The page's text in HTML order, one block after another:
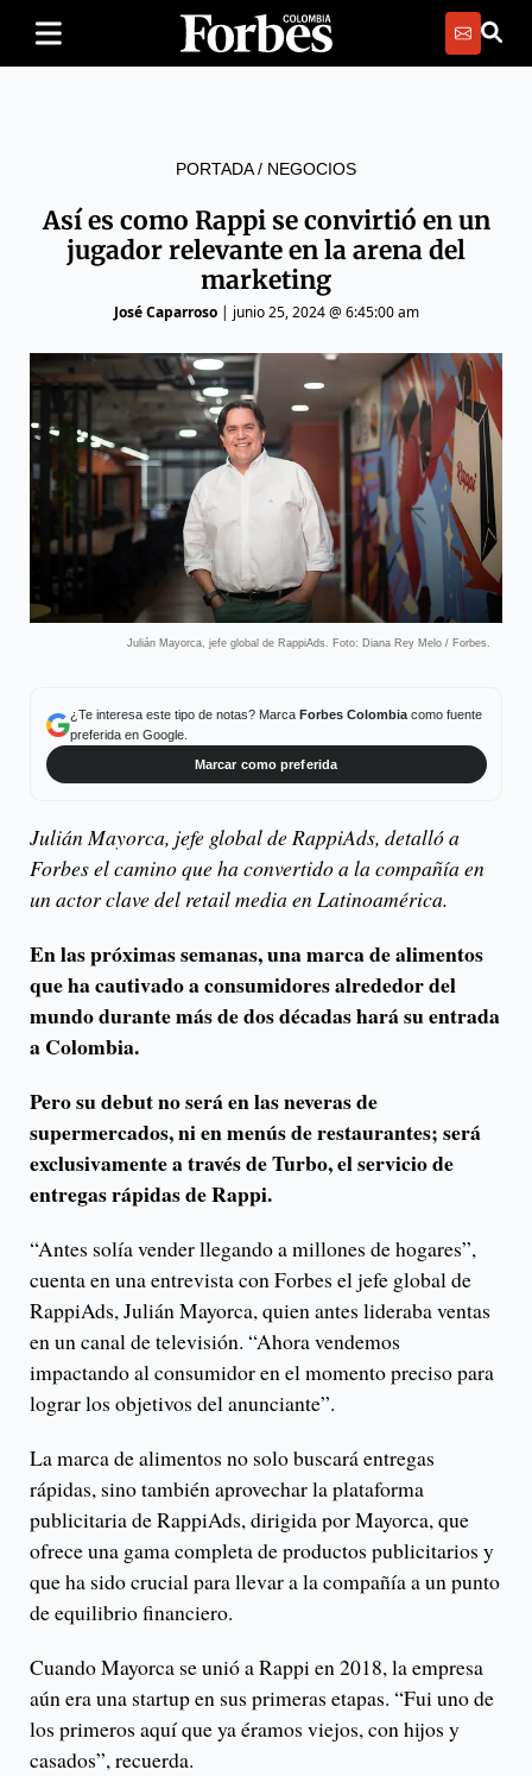
PORTADA/ NEGOCIOS
Así es como Rappi se convirtió en un
jugador relevante en la arena del
marketing
José Caparroso| junio 25, 2024 @ 6:45:00 am
Julián Mayorca, jefe global de RappiAds. Foto: Diana Rey Melo / Forbes.
¿Te interesa este tipo de notas? Marca Forbes Colombiacomo fuente
preferida en Google.
Marcar como preferida
Julián Mayorca, jefe global de RappiAds, detalló a
Forbes el camino que ha convertido a la compañía en
un actor clave del retail media en Latinoamérica.
En las próximas semanas, una marca de alimentos
que ha cautivado a consumidores alrededor del
mundo durante más de dos décadas hará su entrada
a Colombia.
Pero su debut no será en las neveras de
supermercados, ni en menús de restaurantes; será
exclusivamente a través de Turbo, el servicio de
entregas rápidas de Rappi.
“Antes solía vender llegando a millones de hogares”,
cuenta en una entrevista con Forbes el jefe global de
RappiAds, Julián Mayorca, quien antes lideraba ventas
en un canal de televisión. “Ahora vendemos
impactando al consumidor en el momento preciso para
lograr los objetivos del anunciante”.
La marca de alimentos no solo buscará entregas
rápidas, sino también aprovechar la plataforma
publicitaria de RappiAds, dirigida por Mayorca, que
ofrece una gama completa de productos publicitarios y
que ha sido crucial para llevar a la compañía a un punto
de equilibrio financiero.
Cuando Mayorca se unió a Rappi en 2018, la empresa
aún era una startup en sus primeras etapas. “Fui uno de
los primeros aquí que ya éramos viejos, con hijos y
casados”, recuerda.